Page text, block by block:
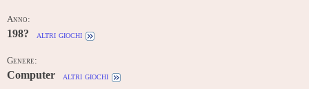
Anno:
198? altri giochi
Genere:
Computer altri giochi